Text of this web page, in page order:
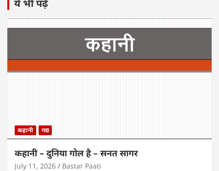
ये भी पढ़ें
कहानी गद्य
कहानी – दुनिया गोल है – सनत सागर
July 11, 2026 Bastar Paati